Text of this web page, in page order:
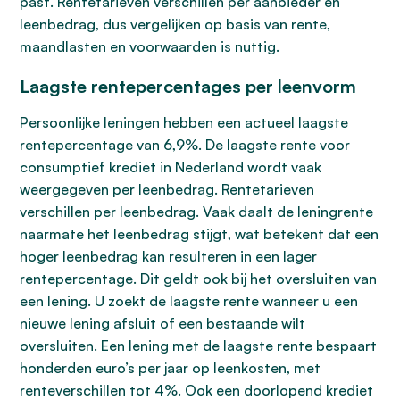
leenbedrag, dus vergelijken op basis van rente,
maandlasten en voorwaarden is nuttig.
Laagste rentepercentages per leenvorm
Persoonlijke leningen hebben een actueel laagste
rentepercentage van 6,9%. De laagste rente voor
consumptief krediet in Nederland wordt vaak
weergegeven per leenbedrag. Rentetarieven
verschillen per leenbedrag. Vaak daalt de leningrente
naarmate het leenbedrag stijgt, wat betekent dat een
hoger leenbedrag kan resulteren in een lager
rentepercentage. Dit geldt ook bij het oversluiten van
een lening. U zoekt de laagste rente wanneer u een
nieuwe lening afsluit of een bestaande wilt
oversluiten. Een lening met de laagste rente bespaart
honderden euro’s per jaar op leenkosten, met
renteverschillen tot 4%. Ook een doorlopend krediet